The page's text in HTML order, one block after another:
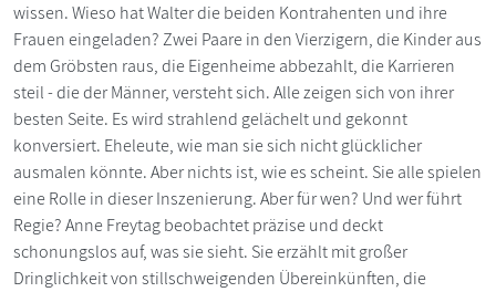
wissen. Wieso hat Walter die beiden Kontrahenten und ihre
Frauen eingeladen? Zwei Paare in den Vierzigern, die Kinder aus
dem Gröbsten raus, die Eigenheime abbezahlt, die Karrieren
steil - die der Männer, versteht sich. Alle zeigen sich von ihrer
besten Seite. Es wird strahlend gelächelt und gekonnt
konversiert. Eheleute, wie man sie sich nicht glücklicher
ausmalen könnte. Aber nichts ist, wie es scheint. Sie alle spielen
eine Rolle in dieser Inszenierung. Aber für wen? Und wer führt
Regie? Anne Freytag beobachtet präzise und deckt
schonungslos auf, was sie sieht. Sie erzählt mit großer
Dringlichkeit von stillschweigenden Übereinkünften, die